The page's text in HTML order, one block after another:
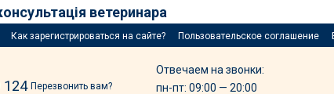
ветеринара
Как зарегистрироваться на сайте? Пользовательское соглашение
124 Перезвонить вам?
Отвечаем на звонки:
пн-пт: 09:00 — 20:00